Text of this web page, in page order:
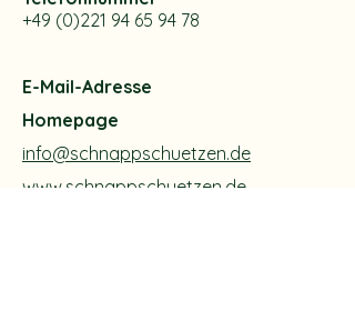
+49 (0)221 94 65 94 78
E-Mail-Adresse
Homepage
info@schnappschuetzen.de
www.schnappschuetzen.de